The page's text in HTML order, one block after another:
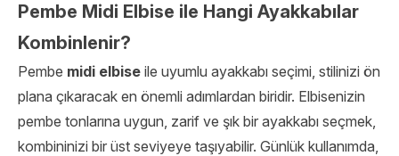
Pembe Midi Elbise ile Hangi Ayakkabılar
Kombinlenir?
Pembe midi elbise ile uyumlu ayakkabı seçimi, stilinizi ön
plana çıkaracak en önemli adımlardan biridir. Elbisenizin
pembe tonlarına uygun, zarif ve şık bir ayakkabı seçmek,
kombininizi bir üst seviyeye taşıyabilir. Günlük kullanımda,